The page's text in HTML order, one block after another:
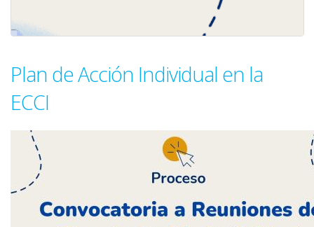
Plan de Acción Individual en la
ECCI